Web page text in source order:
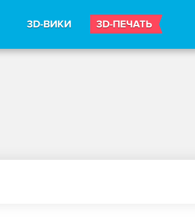
3D-ВИКИ 3D-ПЕЧАТЬ